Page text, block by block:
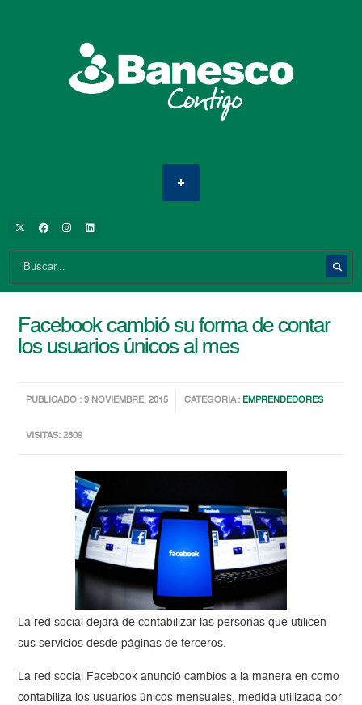
Facebook cambió su forma de contar
los usuarios únicos al mes
PUBLICADO : 9 NOVIEMBRE, 2015 CATEGORIA : EMPRENDEDORES
VISITAS: 2809
La red social dejará de contabilizar las personas que utilicen
sus servicios desde páginas de terceros.
La red social Facebook anunció cambios a la manera en como
contabiliza los usuarios únicos mensuales, medida utilizada por